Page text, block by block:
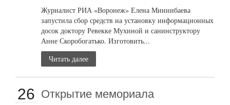
Журналист РИА «Воронеж» Елена Миннибаева
запустила сбор средств на установку информационных
досок доктору Ревекке Мухиной и санинструктору
Анне Скоробогатько. Изготовить...
Читать далее
26 Открытие мемориала